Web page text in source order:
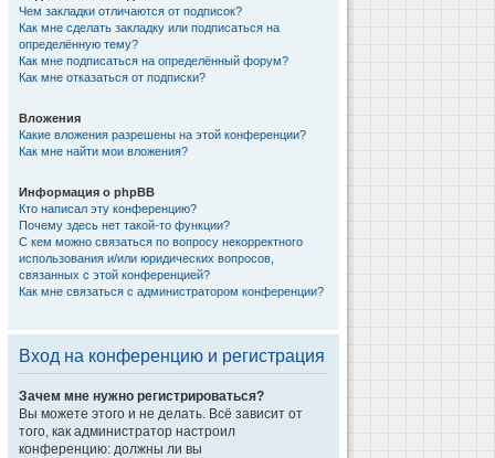
Чем закладки отличаются от подписок?
Как мне сделать закладку или подписаться на
определённую тему?
Как мне подписаться на определённый форум?
Как мне отказаться от подписки?
Вложения
Какие вложения разрешены на этой конференции?
Как мне найти мои вложения?
Информация о phpBB
Кто написал эту конференцию?
Почему здесь нет такой-то функции?
С кем можно связаться по вопросу некорректного
использования и/или юридических вопросов,
связанных с этой конференцией?
Как мне связаться с администратором конференции?
Вход на конференцию и регистрация
Зачем мне нужно регистрироваться?
Вы можете этого и не делать. Всё зависит от
того, как администратор настроил
конференцию: должны ли вы